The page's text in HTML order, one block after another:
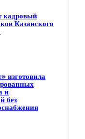
кадровый
Казанского
изготовила
и
без